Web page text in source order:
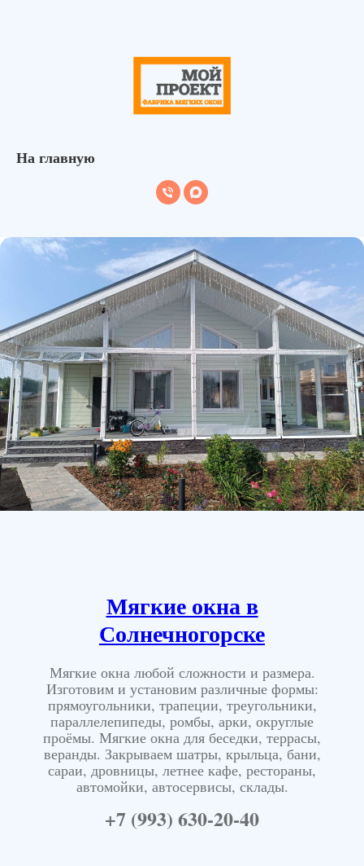
На главную
Мягкие окна в
Солнечногорске
Мягкие окна любой сложности и размера.
Изготовим и установим различные формы:
прямоугольники, трапеции, треугольники,
параллелепипеды, ромбы, арки, округлые
проёмы. Мягкие окна для беседки, террасы,
веранды. Закрываем шатры, крыльца, бани,
сараи, дровницы, летнее кафе, рестораны,
автомойки, автосервисы, склады.
+7 (993) 630-20-40